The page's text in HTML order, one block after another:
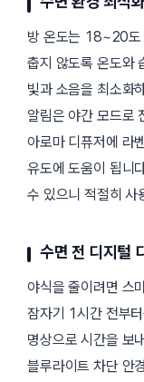
방 온도는 18~20도
춥지 않도록 온도와
빛과 소음을 최소화
알림은 야간 모드로
아로마 디퓨저에 라
유도에 도움이 됩니
수 있으니 적절히 사
수면 전 디지털
야식을 줄이려면 스
잠자기 1시간 전부
명상으로 시간을 보
블루라이트 차단 안